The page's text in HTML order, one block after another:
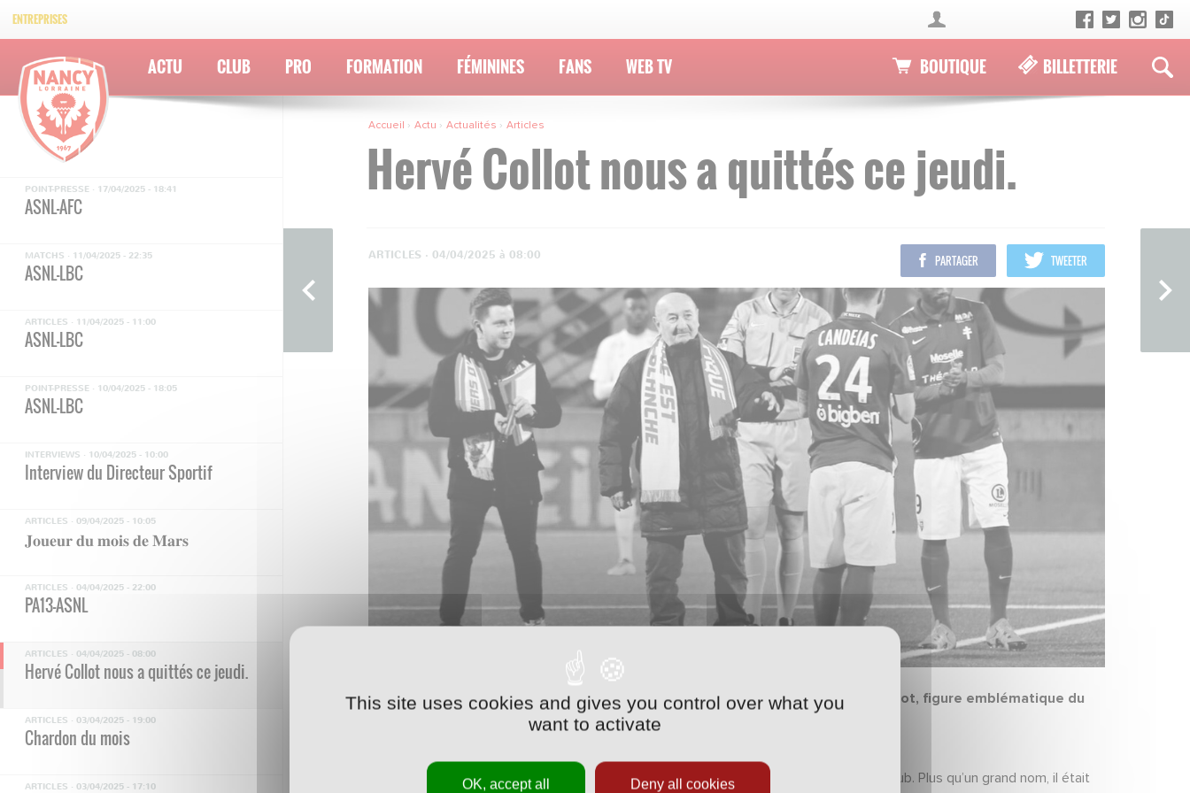
ENTREPRISES
ACTU CLUB PRO FORMATION FÉMININES FANS WEB TV BOUTIQUE BILLETTERIE
ARTICLES ·18/04/2025 - 22:47
ASNL-AFC
ARTICLES ·18/04/2025 - 09:00
ASNL-AFC
POINT-PRESSE · 17/04/2025 - 18:41
ASNL-AFC
MATCHS · 11/04/2025 - 22:35
ASNL-LBC
ARTICLES · 11/04/2025 - 11:00
ASNL-LBC
POINT-PRESSE · 10/04/2025 - 18:05
ASNL-LBC
INTERVIEWS · 10/04/2025 - 10:00
Interview du Directeur Sportif
ARTICLES · 09/04/2025 - 10:05
𝐉𝐨𝐮𝐞𝐮𝐫 𝐝𝐮 𝐦𝐨𝐢𝐬 𝐝𝐞 𝐌𝐚𝐫𝐬
ARTICLES · 04/04/2025 - 22:00
PA13-ASNL
ARTICLES · 04/04/2025 - 08:00
Hervé Collot nous a quittés ce jeudi.
ARTICLES · 03/04/2025 - 19:00
Chardon du mois
ARTICLES · 03/04/2025 - 17:10
Accueil Actu Actualités Articles
Hervé Collot nous a quittés ce jeudi.
ARTICLES · 04/04/2025 à 08:00 PARTAGER TWEETER
C’est avec une immense tristesse que nous avons appris le décès d’Hervé Collot, figure emblématique du
Ancien joueur, entraîneur et dirigeant, il a marqué de son empreinte l’histoire de notre club. Plus qu’un grand nom, il était
This site uses cookies and gives you control over what you
want to activate
OK, accept all Deny all cookies